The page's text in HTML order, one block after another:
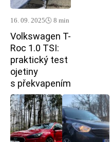
16. 09. 2025🕓 8 min
Volkswagen T-
Roc 1.0 TSI:
praktický test
ojetiny
s překvapením